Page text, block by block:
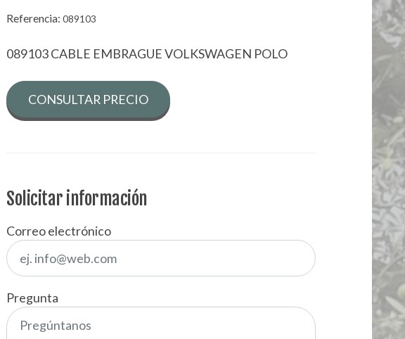
Referencia:089103
089103 CABLE EMBRAGUE VOLKSWAGEN POLO
CONSULTAR PRECIO
Solicitar información
Correo electrónico
Pregunta